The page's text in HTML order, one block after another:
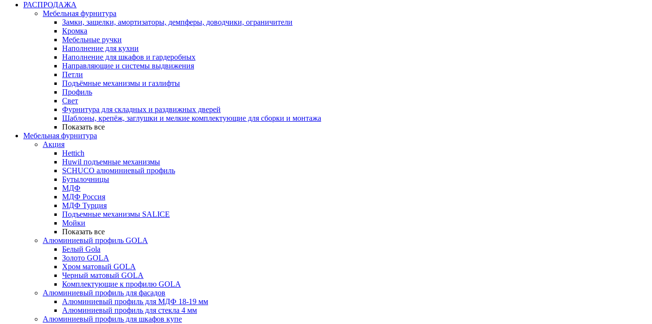
РАСПРОДАЖА
Мебельная фурнитура
Замки, защелки, амортизаторы, демпферы, доводчики, ограничители
Кромка
Мебельные ручки
Наполнение для кухни
Наполнение для шкафов и гардеробных
Направляющие и системы выдвижения
Петли
Подъёмные механизмы и газлифты
Профиль
Свет
Фурнитура для складных и раздвижных дверей
Шаблоны, крепёж, заглушки и мелкие комплектующие для сборки и монтажа
Показать все
Мебельная фурнитура
Акция
Hettich
Huwil подъемные механизмы
SCHUCO алюминиевый профиль
Бутылочницы
МДФ
МДФ Россия
МДФ Турция
Подъемные механизмы SALICE
Мойки
Показать все
Алюминиевый профиль GOLA
Белый Gola
Золото GOLA
Хром матовый GOLA
Черный матовый GOLA
Комплектующие к профилю GOLA
Алюминиевый профиль для фасадов
Алюминиевый профиль для МДФ 18-19 мм
Алюминиевый профиль для стекла 4 мм
Алюминиевый профиль для шкафов купе